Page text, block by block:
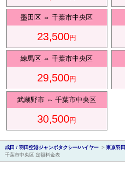
会
介
墨田区 ⇔千葉市中央区
23,500円
練馬区 ⇔千葉市中央区
29,500円
武蔵野市 ⇔千葉市中央区
30,500円
成田 / 羽田空港ジャンボタクシー/ハイヤー > 東京羽
千葉市中央区 定額料金表